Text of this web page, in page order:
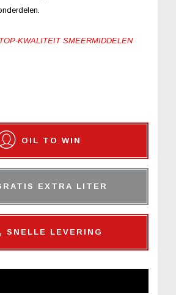
KWALITEIT SMEERMIDDELEN
OIL TO WIN
EXTRA LITER
SNELLE LEVERING